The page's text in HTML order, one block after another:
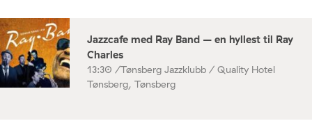
Jazzcafe med Ray Band – en hyllest til Ray
Charles
13:30 /Tønsberg Jazzklubb / Quality Hotel
Tønsberg, Tønsberg